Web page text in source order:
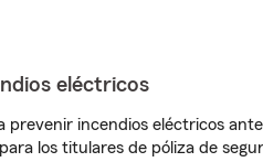
eléctricos
prevenir incendios eléctricos
los titulares de póliza de